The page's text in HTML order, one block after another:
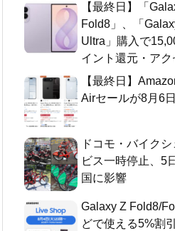
【最終日】「
Fold8」、「
Ultra」購入で
イント還元・アク
【最終日】
Airセールが8月6
ドコモ・バイク
ビス一時停止、5
国に影響
Galaxy Z Fold8/
どで使える5%割